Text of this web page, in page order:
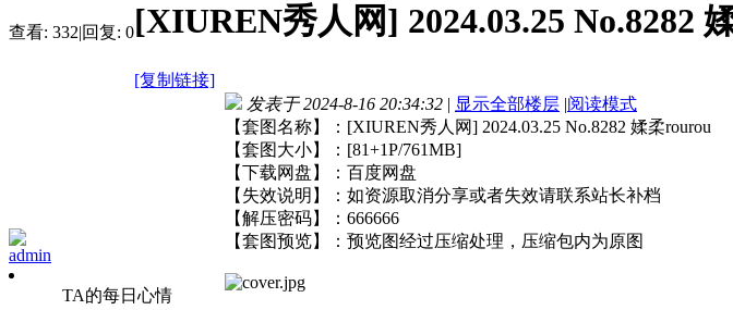
查看: 332|回复: 0[XIUREN秀人网] 2024.03.25 No.8282
[复制链接]
admin
TA的每日心情
发表于 2024-8-16 20:34:32 | 显示全部楼层 |阅读模式
【套图名称】：[XIUREN秀人网] 2024.03.25 No.8282 媃柔rourou
【套图大小】：[81+1P/761MB]
【下载网盘】：百度网盘
【失效说明】：如资源取消分享或者失效请联系站长补档
【解压密码】：666666
【套图预览】：预览图经过压缩处理，压缩包内为原图